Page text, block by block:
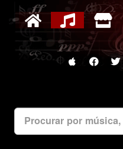
Procurar por